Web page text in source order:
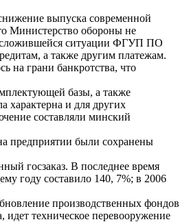
выпуска современной
Министерство обороны не
сложившейся ситуации ФГУП ПО
а также другим платежам.
на грани банкротства, что
базы, а также
характерна и для других
составляли минский
предприятии были сохранены
госзаказ. В последнее время
году составило 140, 7%; в 2006
производственных фондов
техническое перевооружение